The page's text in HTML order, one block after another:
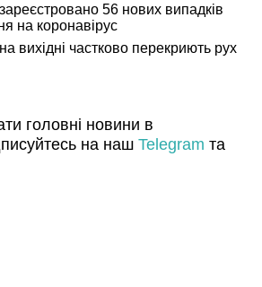
56 нових випадків
на коронавірус
вихідні частково перекриють рух
головні новини в
на наш Telegram та